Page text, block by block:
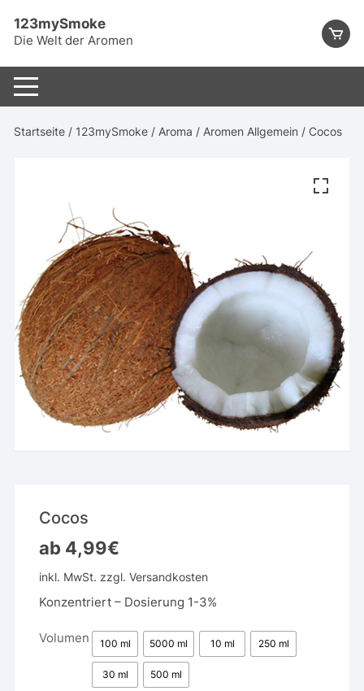
content
123mySmoke
Die Welt der Aromen
Startseite / 123mySmoke / Aroma / Aromen Allgemein / Cocos
Cocos
ab 4,99€
inkl. MwSt. zzgl.Versandkosten
Konzentriert – Dosierung 1-3%
Volumen 100 ml 5000 ml 10 ml 250 ml
30 ml 500 ml